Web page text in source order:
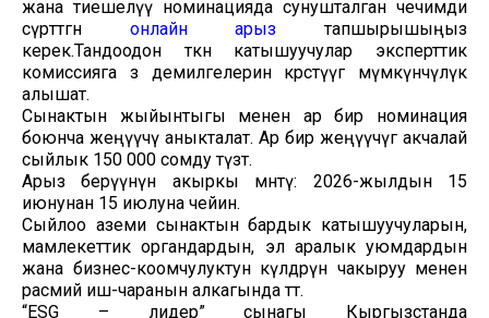
жана тиешелүү номинацияда сунушталган чечимди
сүрөттөгөн онлайн арыз тапшырышыңыз
керек.Тандоодон өткөн катышуучулар эксперттик
комиссияга өз демилгелерин көрсөтүүгө мүмкүнчүлүк
алышат.
Сынактын жыйынтыгы менен ар бир номинация
боюнча жеңүүчү аныкталат. Ар бир жеңүүчүгө акчалай
сыйлык 150 000 сомду түзөт.
Арыз берүүнүн акыркы мөөнөтү: 2026-жылдын 15
июнунан 15 июлуна чейин.
Сыйлоо аземи сынактын бардык катышуучуларын,
мамлекеттик органдардын, эл аралык уюмдардын
жана бизнес-коомчулуктун өкүлдөрүн чакыруу менен
расмий иш-чаранын алкагында өтөт.
“ESG – лидер” сынагы Кыргызстанда